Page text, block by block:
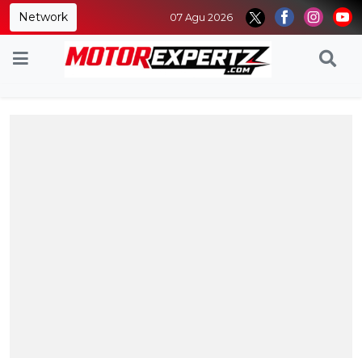
Network 07 Agu 2026